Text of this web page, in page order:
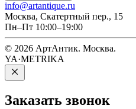
info@artantique.ru
Москва, Скатертный пер., 15
Пн–Пт 10:00–19:00
© 2026 АртАнтик. Москва.
YA·METRIKA
Заказать звонок